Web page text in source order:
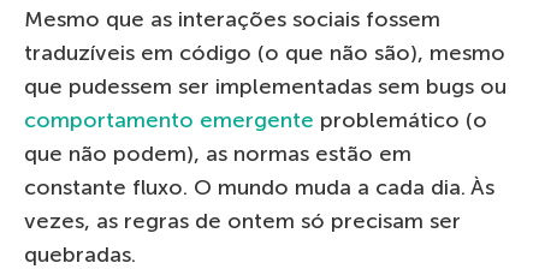
Mesmo que as interações sociais fossem
traduzíveis em código (o que não são), mesmo
que pudessem ser implementadas sem bugs ou
comportamento emergente problemático (o
que não podem), as normas estão em
constante fluxo. O mundo muda a cada dia. Às
vezes, as regras de ontem só precisam ser
quebradas.